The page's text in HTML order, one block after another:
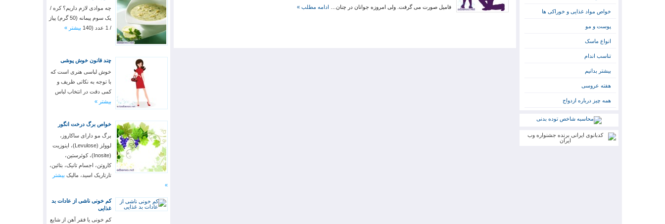
فامیل صورت می گرفت. ولی امروزه جوانان در چنان… ادامه مطلب »
چه موادی لازم داریم؟ کره /
یک سوم پیمانه (50 گرم) پیاز
/ 1 عدد (140
بیشتر »
چند قانون خوش پوشی
خوش لباسی هنری است که
با توجه به نکاتی ظریف و
کمی دقت در انتخاب لباس
بیشتر »
خواص برگ درخت انگور
برگ مو دارای ساکاروز،
لوولز (Levulose)، اینوزیت
(Inosite)، کوئرستین،
کاروتن، اجسام تانیک، بتائین،
تارتاریک اسید، مالیک بیشتر
»
کم خونی ناشی از عادات بد
غذایی
کم خونی یا فقر آهن از شایع
خواص مواد غذایی و خوراکی ها
پوست و مو
انواع ماسک
تناسب اندام
بیشتر بدانیم
هفته عروسی
همه چیز درباره ازدواج